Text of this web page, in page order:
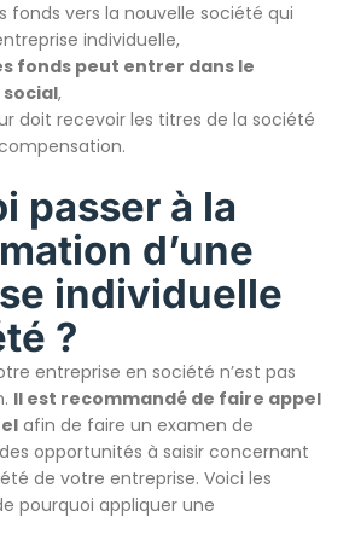
fonds vers la nouvelle société qui
individuelle,
fonds peut entrer dans le
,
doit recevoir les titres de la société
passer à la
d’une
individuelle
?
entreprise en société n’est pas
Il est recommandé de faire appel
afin de faire un examen de
opportunités à saisir concernant
de votre entreprise. Voici les
pourquoi appliquer une